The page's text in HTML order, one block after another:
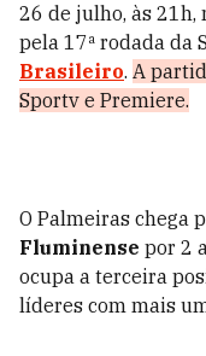
26 de julho, às 21h,
pela 17ª rodada da
Brasileiro. A
Sportv e Premiere.
O Palmeiras chega
Fluminense por 2
ocupa a terceira
líderes com mais